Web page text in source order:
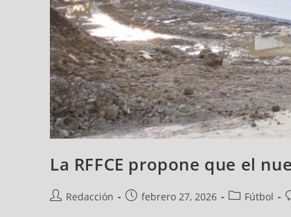
La RFFCE propone que el
Redacción febrero 27, 2026 Fútbol